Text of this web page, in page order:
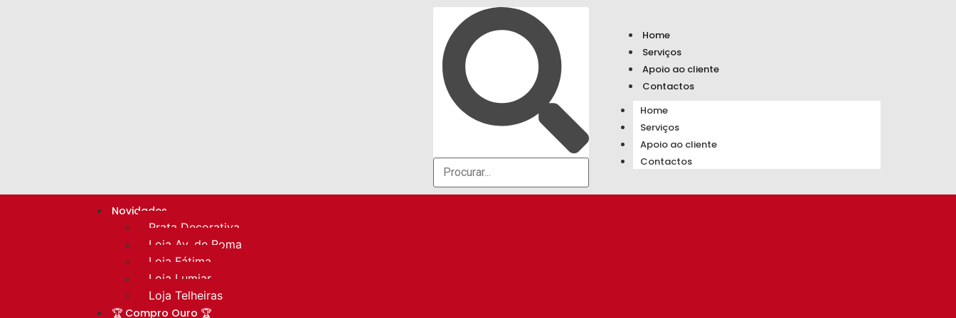
Home
Serviços
Apoio ao cliente
Contactos
Home
Serviços
Apoio ao cliente
Contactos
Novidades
Prata Decorativa
Loja Av. de Roma
Loja Fátima
Loja Lumiar
Loja Telheiras
🏆 Compro Ouro 🏆